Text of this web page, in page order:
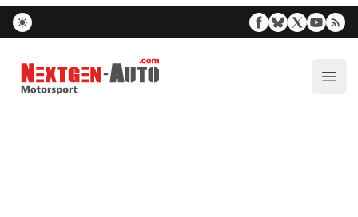
Nextgen-Auto.com